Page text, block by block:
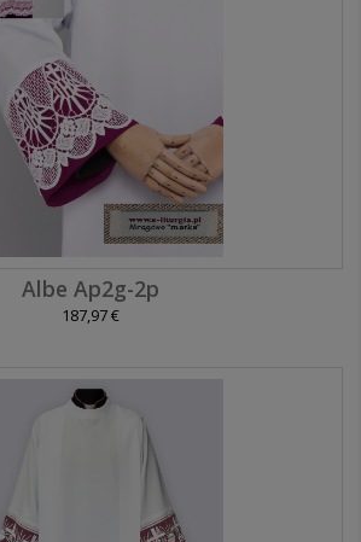
Albe Ap2g-2p
187,97 €